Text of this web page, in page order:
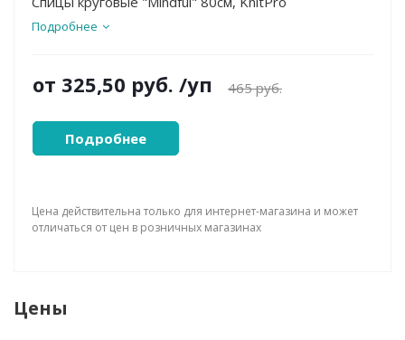
Подробнее
от 325,50 руб. /уп 465 руб.
Подробнее
Цена действительна только для интернет-магазина и может
отличаться от цен в розничных магазинах
Цены